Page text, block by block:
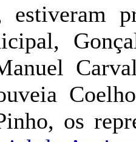
estiveram
os